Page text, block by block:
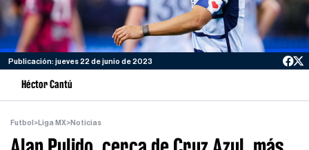
Publicación: jueves 22 de junio de 2023
Héctor Cantú
Futbol >Liga MX>Noticias